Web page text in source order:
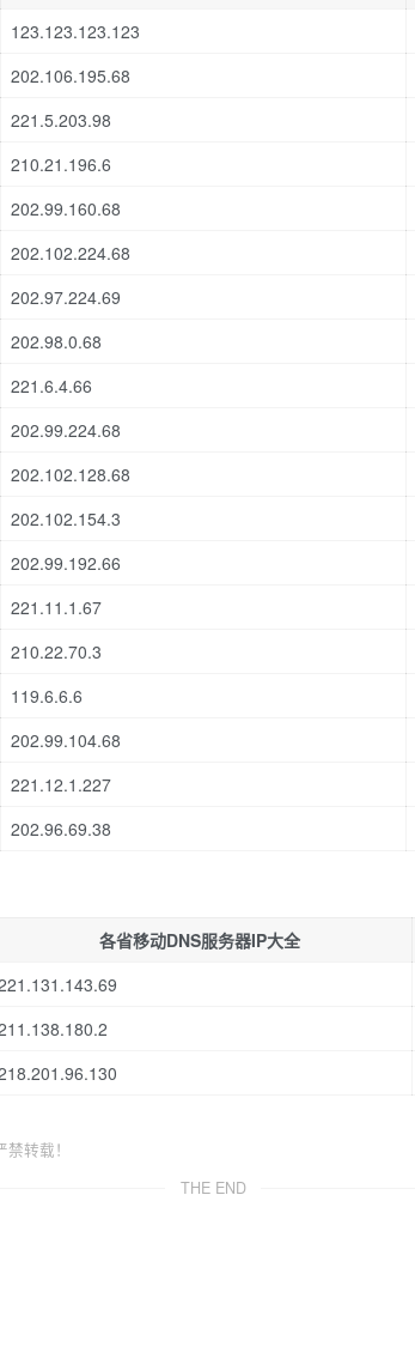
123.123.123.123
202.106.195.68
221.5.203.98
210.21.196.6
202.99.160.68
202.102.224.68
202.97.224.69
202.98.0.68
221.6.4.66
202.99.224.68
202.102.128.68
202.102.154.3
202.99.192.66
221.11.1.67
210.22.70.3
119.6.6.6
202.99.104.68
221.12.1.227
202.96.69.38
各省移动DNS服务器IP大全
转载！
THE END